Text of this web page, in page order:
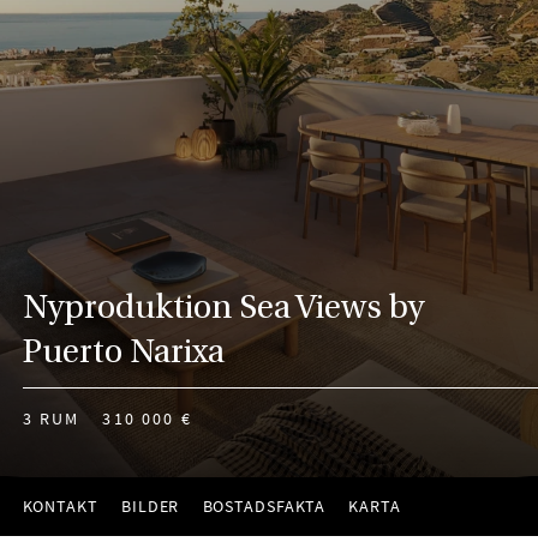
Nyproduktion Sea Views by
Puerto Narixa
3 RUM 310 000 €
KONTAKT BILDER BOSTADSFAKTA KARTA